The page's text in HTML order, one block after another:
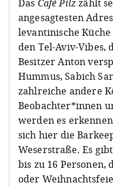
Das Café Pilzzählt
angesagtesten
levantinische
den Tel-Aviv-Vibes,
Besitzer Anton
Hummus, Sabich
zahlreiche andere
Beobachter*innen
werden es
sich hier die
Weserstraße. Es
bis zu 16
oder